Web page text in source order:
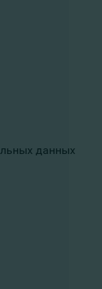
данных